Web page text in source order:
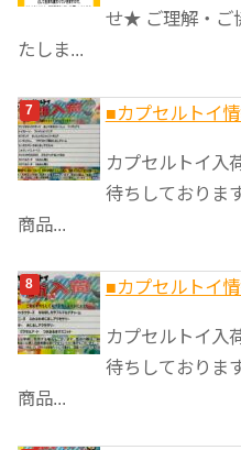
せ★ ご理解・ご
たしま...
■カプセルトイ
カプセルトイ入
待ちしておりま
商品...
■カプセルトイ
カプセルトイ入
待ちしておりま
商品...